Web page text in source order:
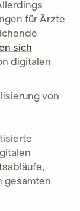
für Ärzte
sich
digitalen
von
gesamten